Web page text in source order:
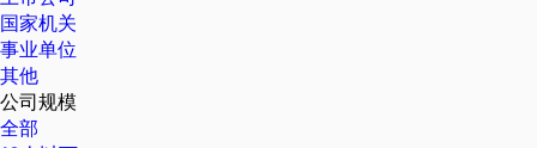
国家机关
事业单位
其他
公司规模
全部